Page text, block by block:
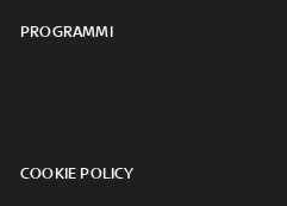
PROGRAMMI
COOKIE POLICY